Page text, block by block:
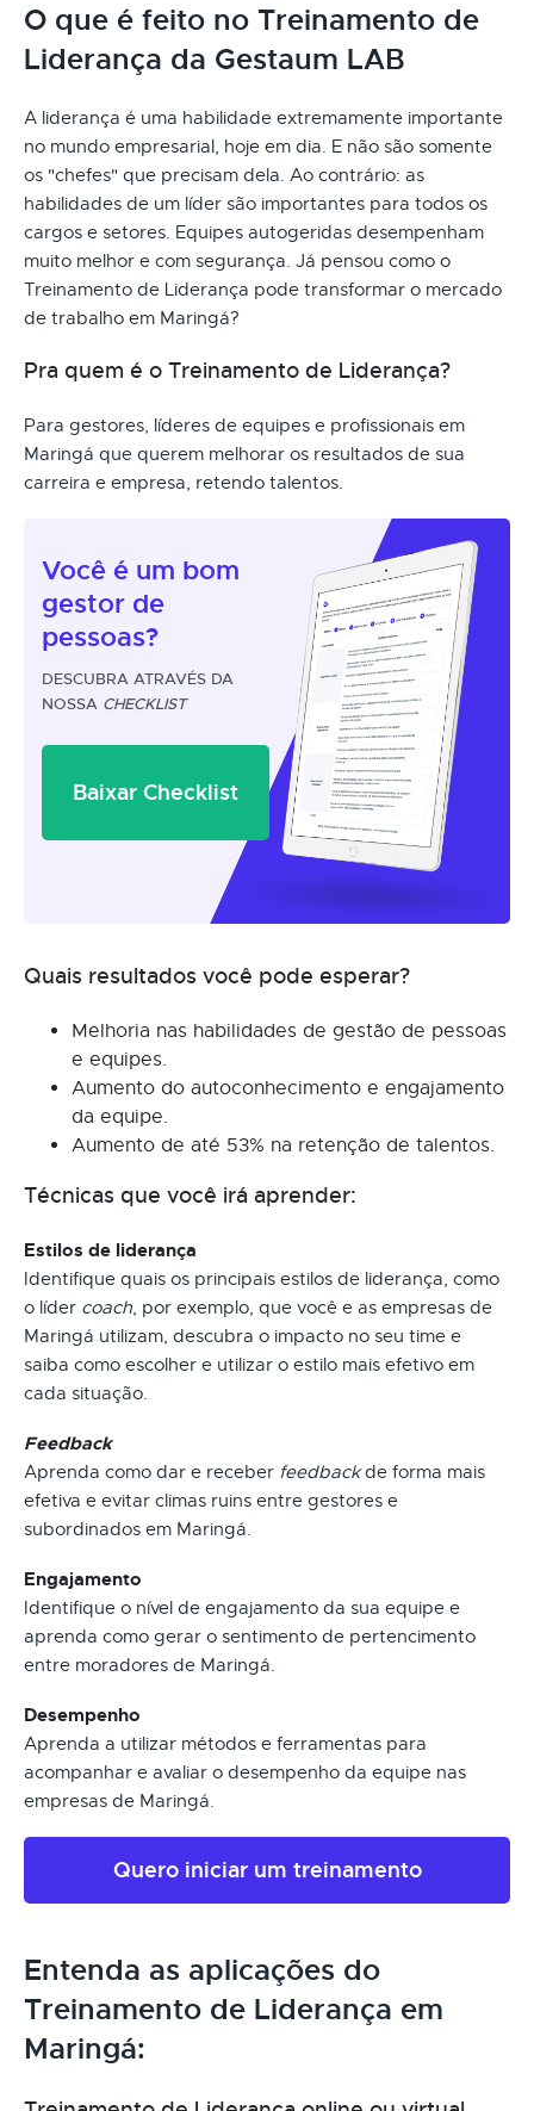
O que é feito no Treinamento de
Liderança da Gestaum LAB
A liderança é uma habilidade extremamente importante
no mundo empresarial, hoje em dia. E não são somente
os "chefes" que precisam dela. Ao contrário: as
habilidades de um líder são importantes para todos os
cargos e setores. Equipes autogeridas desempenham
muito melhor e com segurança. Já pensou como o
Treinamento de Liderança pode transformar o mercado
de trabalho em Maringá?
Pra quem é o Treinamento de Liderança?
Para gestores, líderes de equipes e profissionais em
Maringá que querem melhorar os resultados de sua
carreira e empresa, retendo talentos.
Você é um bom
gestor de
pessoas?
DESCUBRA ATRAVÉS DA
NOSSA CHECKLIST
Baixar Checklist
Quais resultados você pode esperar?
Melhoria nas habilidades de gestão de pessoas
e equipes.
Aumento do autoconhecimento e engajamento
da equipe.
Aumento de até 53% na retenção de talentos.
Técnicas que você irá aprender:
Estilos de liderança
Identifique quais os principais estilos de liderança, como
o líder coach, por exemplo, que você e as empresas de
Maringá utilizam, descubra o impacto no seu time e
saiba como escolher e utilizar o estilo mais efetivo em
cada situação.
Feedback
Aprenda como dar e receber feedbackde forma mais
efetiva e evitar climas ruins entre gestores e
subordinados em Maringá.
Engajamento
Identifique o nível de engajamento da sua equipe e
aprenda como gerar o sentimento de pertencimento
entre moradores de Maringá.
Desempenho
Aprenda a utilizar métodos e ferramentas para
acompanhar e avaliar o desempenho da equipe nas
empresas de Maringá.
Quero iniciar um treinamento
Entenda as aplicações do
Treinamento de Liderança em
Maringá: